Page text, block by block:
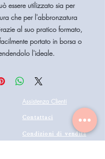
essere utilizzato sia per
che per l'abbronzatura
al suo pratico formato,
portato in borsa o
l'ideale.
Assistenza Clienti
Contattaci
Condizioni di vendita